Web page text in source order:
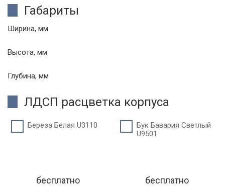
Габариты
Ширина, мм
Высота, мм
Глубина, мм
ЛДСП расцветка корпуса
Береза Белая U3110
бесплатно
Бук Бавария Светлый
U9501
бесплатно